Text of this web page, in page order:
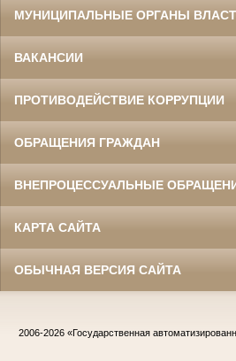
МУНИЦИПАЛЬНЫЕ ОРГАНЫ
ВАКАНСИИ
ПРОТИВОДЕЙСТВИЕ КОРРУПЦИИ
ОБРАЩЕНИЯ ГРАЖДАН
ВНЕПРОЦЕССУАЛЬНЫЕ
КАРТА САЙТА
ОБЫЧНАЯ ВЕРСИЯ САЙТА
2006-2026 «Государственная